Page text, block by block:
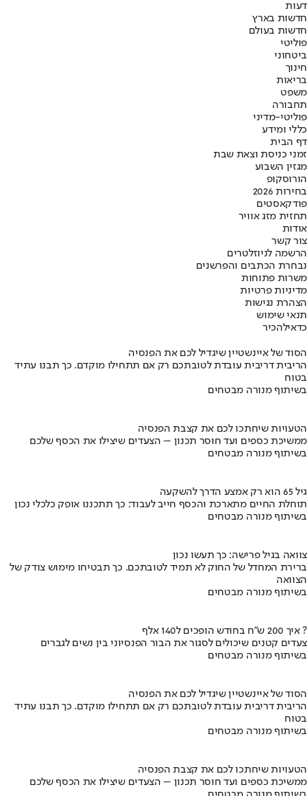
דעות
חדשות בארץ
חדשות בעולם
פוליטי
ביטחוני
חינוך
בריאות
משפט
תחבורה
פוליטי-מדיני
כללי ומידע
דף הבית
זמני כניסת וצאת שבת
מגזין השבוע
הורוסקופ
בחירות 2026
פודקאסטים
תחזית מזג אוויר
אודות
צור קשר
הרשמה לניוזלטרים
נבחרת הכתבים והפרשנים
משרות פתוחות
מדיניות פרטיות
הצהרת נגישות
תנאי שימוש
כדאילהכיר
הסוד של איינשטיין שיגדיל לכם את הפנסיה
הריבית דריבית עובדת לטובתכם רק אם תתחילו מוקדם. כך תבנו עתיד
בטוח
בשיתוף מנורה מבטחים
הטעויות שיחתכו לכם את קצבת הפנסיה
ממשיכת כספים ועד חוסר תכנון – הצעדים שיצילו את הכסף שלכם
בשיתוף מנורה מבטחים
גיל 65 הוא רק אמצע הדרך להשקעה
תוחלת החיים מתארכת והכסף חייב לעבוד: כך תתכננו אופק כלכלי נכון
בשיתוף מנורה מבטחים
צוואה בגיל פרישה: כך תעשו נכון
ברירת המחדל של החוק לא תמיד לטובתכם. כך תבטיחו מימוש צודק של
הצוואה
בשיתוף מנורה מבטחים
איך 200 ש"ח בחודש הופכים ל140 אלף ?
צעדים קטנים שיכולים לסגור את הבור הפנסיוני בין נשים לגברים
בשיתוף מנורה מבטחים
הסוד של איינשטיין שיגדיל לכם את הפנסיה
הריבית דריבית עובדת לטובתכם רק אם תתחילו מוקדם. כך תבנו עתיד
בטוח
בשיתוף מנורה מבטחים
הטעויות שיחתכו לכם את קצבת הפנסיה
ממשיכת כספים ועד חוסר תכנון – הצעדים שיצילו את הכסף שלכם